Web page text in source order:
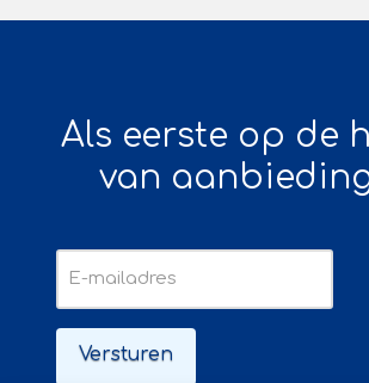
Als eerste op de
van